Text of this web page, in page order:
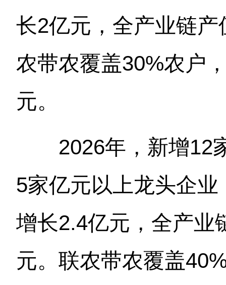
长2亿元，全产业链产
农带农覆盖30%农户
元。
2026年，新增12
5家亿元以上龙头企
增长2.4亿元，全产业
元。联农带农覆盖